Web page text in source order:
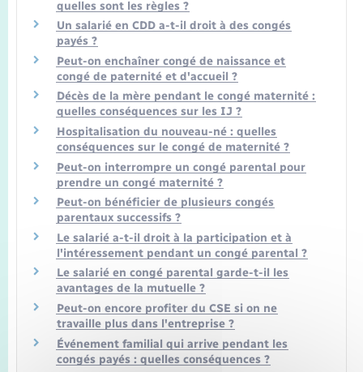
quelles sont les règles ?
Un salarié en CDD a-t-il droit à des congés
payés ?
Peut-on enchaîner congé de naissance et
congé de paternité et d'accueil ?
Décès de la mère pendant le congé maternité :
quelles conséquences sur les IJ ?
Hospitalisation du nouveau-né : quelles
conséquences sur le congé de maternité ?
Peut-on interrompre un congé parental pour
prendre un congé maternité ?
Peut-on bénéficier de plusieurs congés
parentaux successifs ?
Le salarié a-t-il droit à la participation et à
l'intéressement pendant un congé parental ?
Le salarié en congé parental garde-t-il les
avantages de la mutuelle ?
Peut-on encore profiter du CSE si on ne
travaille plus dans l'entreprise ?
Événement familial qui arrive pendant les
congés payés : quelles conséquences ?